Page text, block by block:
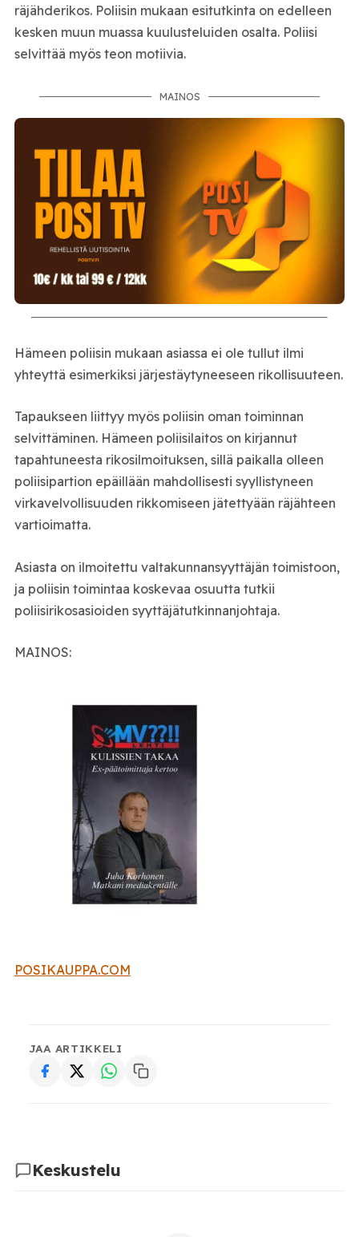
räjähderikos. Poliisin mukaan esitutkinta on edelleen
kesken muun muassa kuulusteluiden osalta. Poliisi
selvittää myös teon motiivia.
MAINOS
Hämeen poliisin mukaan asiassa ei ole tullut ilmi
yhteyttä esimerkiksi järjestäytyneeseen rikollisuuteen.
Tapaukseen liittyy myös poliisin oman toiminnan
selvittäminen. Hämeen poliisilaitos on kirjannut
tapahtuneesta rikosilmoituksen, sillä paikalla olleen
poliisipartion epäillään mahdollisesti syyllistyneen
virkavelvollisuuden rikkomiseen jätettyään räjähteen
vartioimatta.
Asiasta on ilmoitettu valtakunnansyyttäjän toimistoon,
ja poliisin toimintaa koskevaa osuutta tutkii
poliisirikosasioiden syyttäjätutkinnanjohtaja.
MAINOS:
POSIKAUPPA.COM
JAA ARTIKKELI
Keskustelu